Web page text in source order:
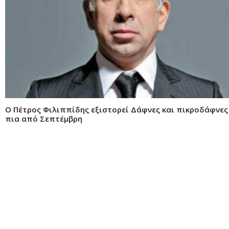
Ο Πέτρος Φιλιππίδης εξιστορεί Δάφνες και
πια από Σεπτέμβρη